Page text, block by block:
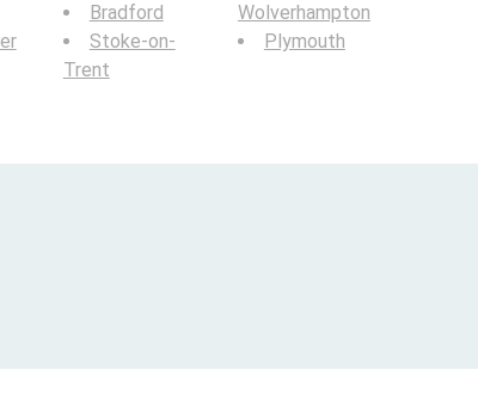
Bradford
Stoke-on-
Trent
Wolverhampton
Plymouth